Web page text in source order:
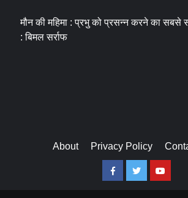
मौन की महिमा : प्रभु को प्रसन्न करने का सबसे
: बिमल सर्राफ
About Privacy Policy
FacebookTwitterYoutube